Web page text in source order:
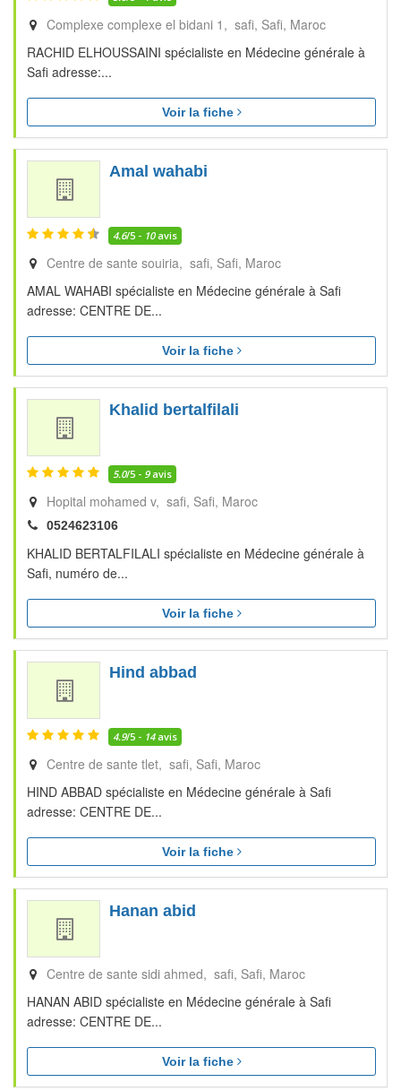
Complexe complexe el bidani 1, safi Safi Maroc
RACHID ELHOUSSAINI spécialiste en Médecine générale à
Safi adresse:...
Voir la fiche
Amal wahabi
4.6/5 - 10avis
Centre de sante souiria, safi Safi Maroc
AMAL WAHABI spécialiste en Médecine générale à Safi
adresse: CENTRE DE...
Voir la fiche
Khalid bertalfilali
5.0/5 - 9avis
Hopital mohamed v, safi Safi Maroc
0524623106
KHALID BERTALFILALI spécialiste en Médecine générale à
Safi, numéro de...
Voir la fiche
Hind abbad
4.9/5 - 14avis
Centre de sante tlet, safi Safi Maroc
HIND ABBAD spécialiste en Médecine générale à Safi
adresse: CENTRE DE...
Voir la fiche
Hanan abid
Centre de sante sidi ahmed, safi Safi Maroc
HANAN ABID spécialiste en Médecine générale à Safi
adresse: CENTRE DE...
Voir la fiche